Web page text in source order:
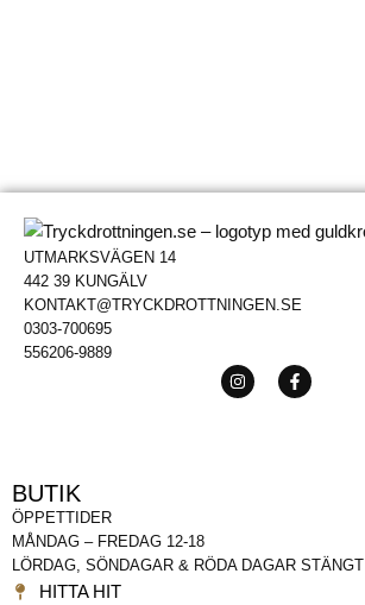
UTMARKSVÄGEN 14
442 39 KUNGÄLV
KONTAKT@TRYCKDROTTNINGEN.SE
0303-700695
556206-9889
BUTIK
ÖPPETTIDER
MÅNDAG – FREDAG 12-18
LÖRDAG, SÖNDAGAR & RÖDA DAGAR STÄNGT
HITTA HIT